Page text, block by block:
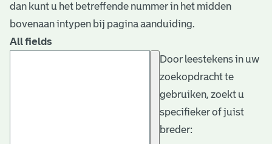
dan kunt u het betreffende nummer in het midden
bovenaan intypen bij pagina aanduiding.
All fields
Door leestekens in uw
zoekopdracht te
gebruiken, zoekt u
specifieker of juist
breder: